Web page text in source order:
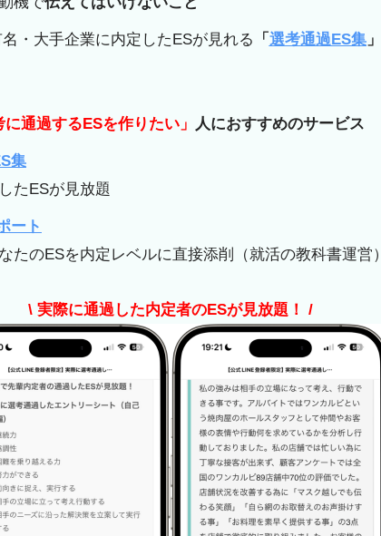
・大手企業に内定したESが見れる 「 選考通過ES集」
に通過するESを作りたい」 人におすすめのサービス
集
たESが見放題
ート
たのESを内定レベルに直接添削（就活の教科書運営）
\ 実際に通過した内定者のESが見放題！ /